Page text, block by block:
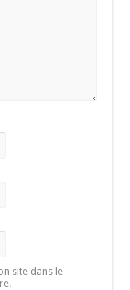
site dans le